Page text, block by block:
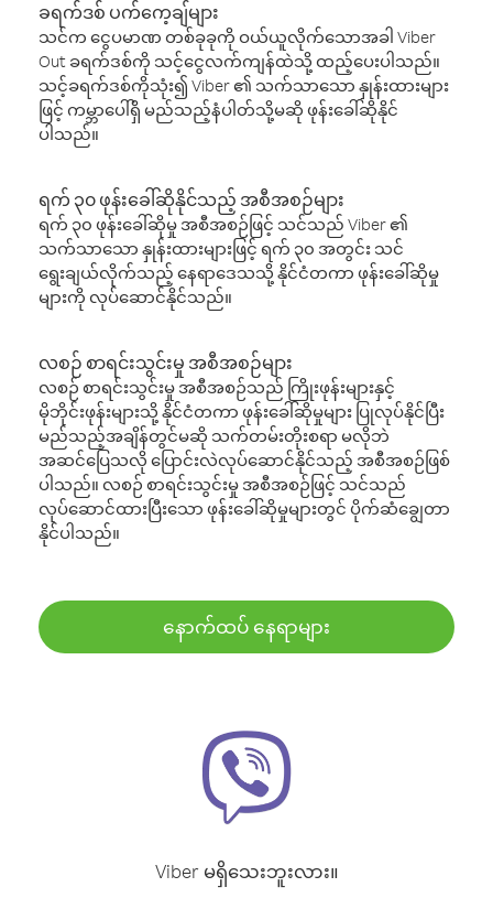
ခရက်ဒစ် ပက်ကေ့ချ်များ
သင်က ငွေပမာဏ တစ်ခုခုကို ဝယ်ယူလိုက်သောအခါ Viber
Out ခရက်ဒစ်ကို သင့်ငွေလက်ကျန်ထဲသို့ ထည့်ပေးပါသည်။
သင့်ခရက်ဒစ်ကိုသုံး၍ Viber ၏ သက်သာသော နှုန်းထားများ
ဖြင့် ကမ္ဘာပေါ်ရှိ မည်သည့်နံပါတ်သို့မဆို ဖုန်းခေါ်ဆိုနိုင်
ပါသည်။
ရက် ၃၀ ဖုန်းခေါ်ဆိုနိုင်သည့် အစီအစဉ်များ
ရက် ၃၀ ဖုန်းခေါ်ဆိုမှု အစီအစဉ်ဖြင့် သင်သည် Viber ၏
သက်သာသော နှုန်းထားများဖြင့် ရက် ၃၀ အတွင်း သင်
ရွေးချယ်လိုက်သည့် နေရာဒေသသို့ နိုင်ငံတကာ ဖုန်းခေါ်ဆိုမှု
များကို လုပ်ဆောင်နိုင်သည်။
လစဉ် စာရင်းသွင်းမှု အစီအစဉ်များ
လစဉ် စာရင်းသွင်းမှု အစီအစဉ်သည် ကြိုးဖုန်းများနှင့်
မိုဘိုင်းဖုန်းများသို့ နိုင်ငံတကာ ဖုန်းခေါ်ဆိုမှုများ ပြုလုပ်နိုင်ပြီး
မည်သည့်အချိန်တွင်မဆို သက်တမ်းတိုးစရာ မလိုဘဲ
အဆင်ပြေသလို ပြောင်းလဲလုပ်ဆောင်နိုင်သည့် အစီအစဉ်ဖြစ်
ပါသည်။ လစဉ် စာရင်းသွင်းမှု အစီအစဉ်ဖြင့် သင်သည်
လုပ်ဆောင်ထားပြီးသော ဖုန်းခေါ်ဆိုမှုများတွင် ပိုက်ဆံချွေတာ
နိုင်ပါသည်။
နောက်ထပ် နေရာများ
Viber မရှိသေးဘူးလား။